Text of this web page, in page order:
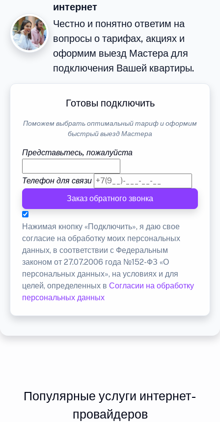
интернет
Честно и понятно ответим на
вопросы о тарифах, акциях и
оформим выезд Мастера для
подключения Вашей квартиры.
Готовы подключить
Поможем выбрать оптимальный тариф и оформим
быстрый выезд Мастера
Представьтесь, пожалуйста
Телефон для связи
Заказ обратного звонка
Нажимая кнопку «Подключить», я даю свое
согласие на обработку моих персональных
данных, в соответствии с Федеральным
законом от 27.07.2006 года №152-ФЗ «О
персональных данных», на условиях и для
целей, определенных в Согласии на обработку
персональных данных
Популярные услуги интернет-
провайдеров